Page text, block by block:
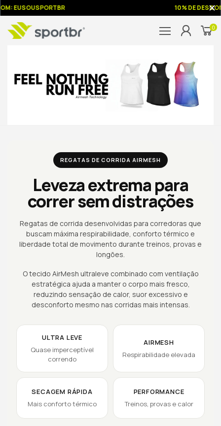
EUSOUSPORTBR 10% DE
0
REGATAS DE CORRIDA AIRMESH
Leveza extrema para
correr sem distrações
Regatas de corrida desenvolvidas para corredoras que
buscam máxima respirabilidade, conforto térmico e
liberdade total de movimento durante treinos, provas e
longões.
O tecido AirMesh ultraleve combinado com ventilação
estratégica ajuda a manter o corpo mais fresco,
reduzindo sensação de calor, suor excessivo e
desconforto mesmo nas corridas mais intensas.
ULTRA LEVE
Quase imperceptível
correndo
AIRMESH
Respirabilidade elevada
SECAGEM RÁPIDA
Mais conforto térmico
PERFORMANCE
Treinos, provas e calor